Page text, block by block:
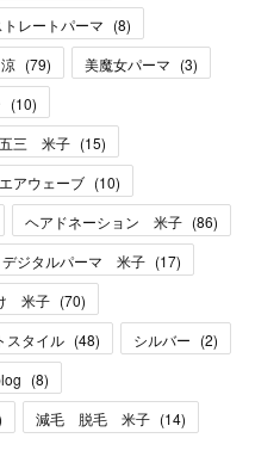
トレートパーマ (8)
涼 (79) 美魔女パーマ (3)
(10)
三 米子 (15)
エアウェーブ (10)
ヘアドネーション 米子 (86)
デジタルパーマ 米子 (17)
米子 (70)
スタイル (48) シルバー (2)
(8)
減毛 脱毛 米子 (14)